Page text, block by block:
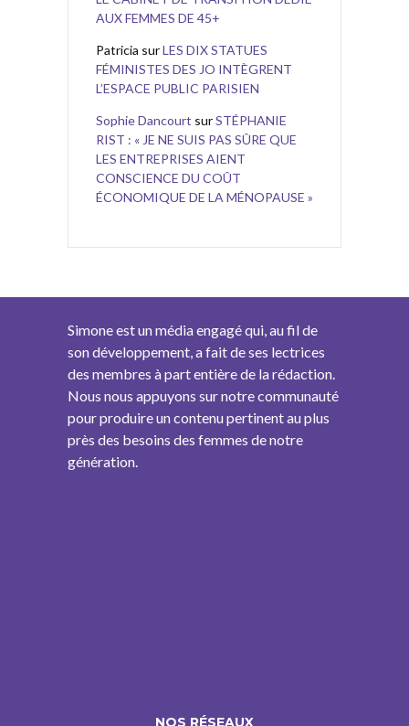
AUX FEMMES DE 45+
Patricia surLES DIX STATUES
FÉMINISTES DES JO INTÈGRENT
L’ESPACE PUBLIC PARISIEN
Sophie Dancourt surSTÉPHANIE
RIST : « JE NE SUIS PAS SÛRE QUE
LES ENTREPRISES AIENT
CONSCIENCE DU COÛT
ÉCONOMIQUE DE LA MÉNOPAUSE »
Simone est un média engagé qui, au fil de
son développement, a fait de ses lectrices
des membres à part entière de la rédaction.
Nous nous appuyons sur notre communauté
pour produire un contenu pertinent au plus
près des besoins des femmes de notre
génération.
NOS RÉSEAUX